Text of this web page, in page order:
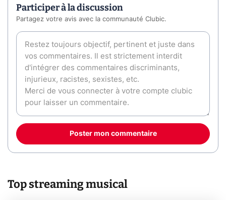
Participer à la discussion
Partagez votre avis avec la communauté Clubic.
Poster mon commentaire
Top streaming musical